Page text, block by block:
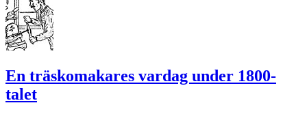
En träskomakares vardag under 1800-
talet